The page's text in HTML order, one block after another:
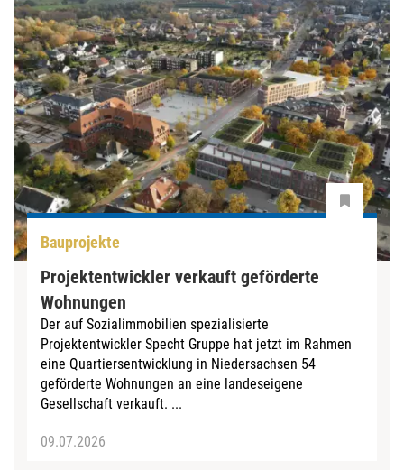
Bauprojekte
Projektentwickler verkauft geförderte
Wohnungen
Der auf Sozialimmobilien spezialisierte
Projektentwickler Specht Gruppe hat jetzt im Rahmen
eine Quartiersentwicklung in Niedersachsen 54
geförderte Wohnungen an eine landeseigene
Gesellschaft verkauft. ...
09.07.2026